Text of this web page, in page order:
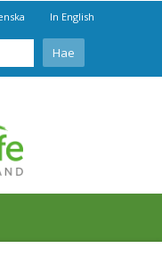
In English